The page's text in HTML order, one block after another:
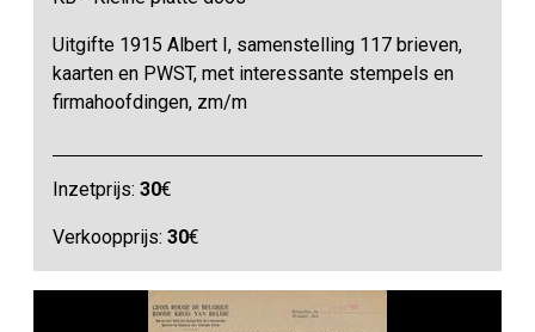
Uitgifte 1915 Albert I, samenstelling 117 brieven,
kaarten en PWST, met interessante stempels en
firmahoofdingen, zm/m
Inzetprijs:30€
Verkoopprijs:30€